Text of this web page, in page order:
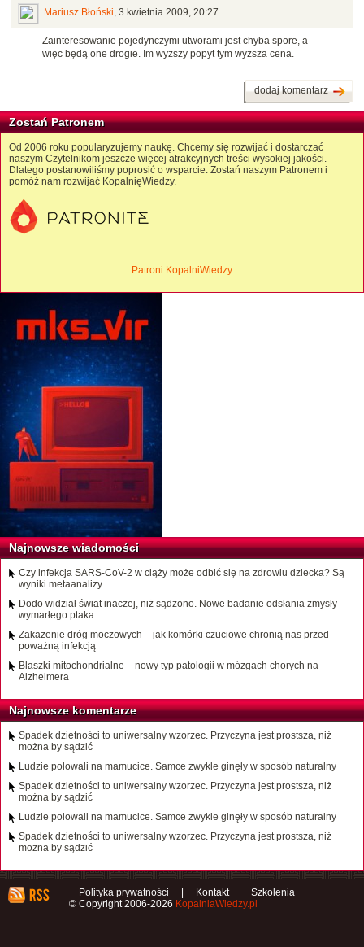
Mariusz Błoński, 3 kwietnia 2009, 20:27
Zainteresowanie pojedynczymi utworami jest chyba spore, a
więc będą one drogie. Im wyższy popyt tym wyższa cena.
dodaj komentarz
Zostań Patronem
Od 2006 roku popularyzujemy naukę. Chcemy się rozwijać i dostarczać
naszym Czytelnikom jeszcze więcej atrakcyjnych treści wysokiej jakości.
Dlatego postanowiliśmy poprosić o wsparcie. Zostań naszym Patronem i
pomóż nam rozwijać KopalnięWiedzy.
Patroni KopalniWiedzy
Najnowsze wiadomości
Czy infekcja SARS-CoV-2 w ciąży może odbić się na zdrowiu dziecka? Są
wyniki metaanalizy
Dodo widział świat inaczej, niż sądzono. Nowe badanie odsłania zmysły
wymarłego ptaka
Zakażenie dróg moczowych – jak komórki czuciowe chronią nas przed
poważną infekcją
Blaszki mitochondrialne – nowy typ patologii w mózgach chorych na
Alzheimera
Najnowsze komentarze
Spadek dzietności to uniwersalny wzorzec. Przyczyna jest prostsza, niż
można by sądzić
Ludzie polowali na mamucice. Samce zwykle ginęły w sposób naturalny
Spadek dzietności to uniwersalny wzorzec. Przyczyna jest prostsza, niż
można by sądzić
Ludzie polowali na mamucice. Samce zwykle ginęły w sposób naturalny
Spadek dzietności to uniwersalny wzorzec. Przyczyna jest prostsza, niż
można by sądzić
Polityka prywatności Kontakt
Szkolenia
© Copyright 2006-2026 KopalniaWiedzy.pl